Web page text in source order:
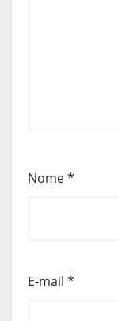
Nome*
E-mail *